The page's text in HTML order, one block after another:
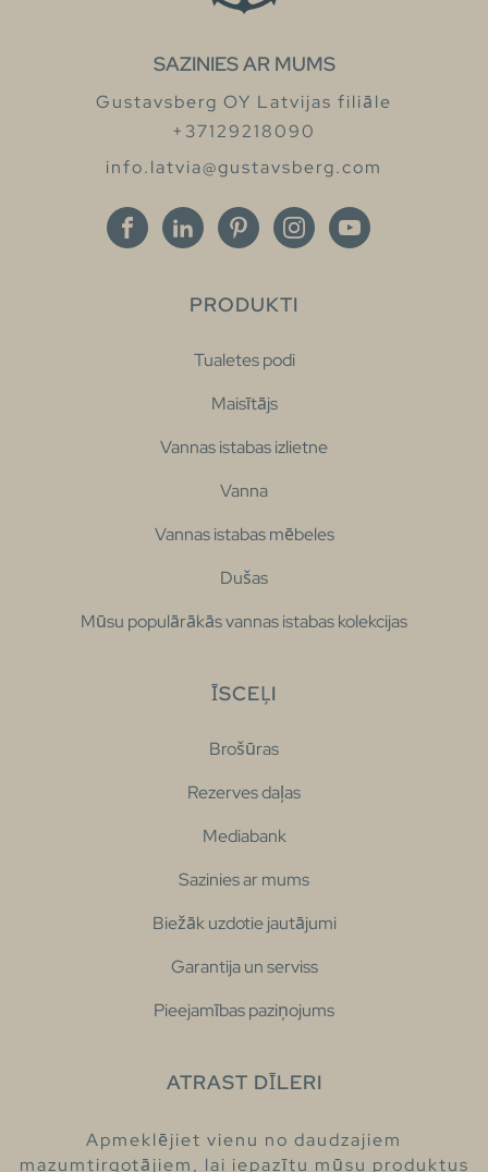
SAZINIES AR MUMS
Gustavsberg OY Latvijas filiāle
+37129218090
info.latvia@gustavsberg.com
PRODUKTI
Tualetes podi
Maisītājs
Vannas istabas izlietne
Vanna
Vannas istabas mēbeles
Dušas
Mūsu populārākās vannas istabas kolekcijas
ĪSCEĻI
Brošūras
Rezerves daļas
Mediabank
Sazinies ar mums
Biežāk uzdotie jautājumi
Garantija un serviss
Pieejamības paziņojums
ATRAST DĪLERI
Apmeklējiet vienu no daudzajiem
mazumtirgotājiem, lai iepazītu mūsu produktus